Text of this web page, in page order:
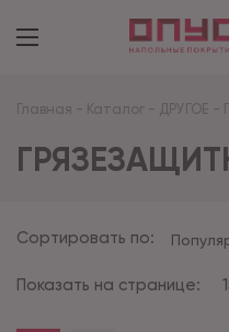
Главная - Каталог - ДРУГОЕ -
Сортировать по:
Показать на странице: